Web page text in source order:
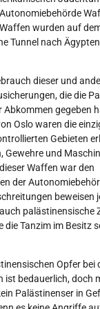
wurden auf
Tunnel nach
dieser und
die die
Abkommen gegeben
Oslo waren die
Gebieten
Gewehre und
Waffen war den
der
beweisen
palästinensische
die Tanzim im Besitz
Opfer bei
ist bedauerlich, doch
Palästinenser in